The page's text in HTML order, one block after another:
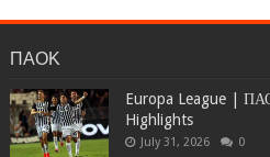
ΠΑΟΚ
Europa League |
Highlights
July 31, 2026 0